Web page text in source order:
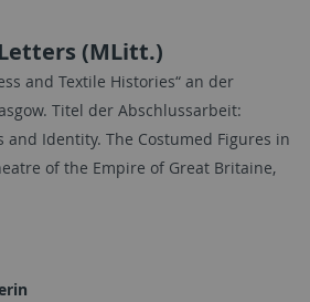
(MLitt.)
and Textile Histories“ an der
Titel der Abschlussarbeit:
and Identity. The Costumed Figures in
of the Empire of Great Britaine,